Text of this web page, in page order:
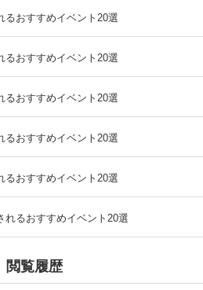
るおすすめイベント20選
るおすすめイベント20選
るおすすめイベント20選
るおすすめイベント20選
るおすすめイベント20選
れるおすすめイベント20選
閲覧履歴